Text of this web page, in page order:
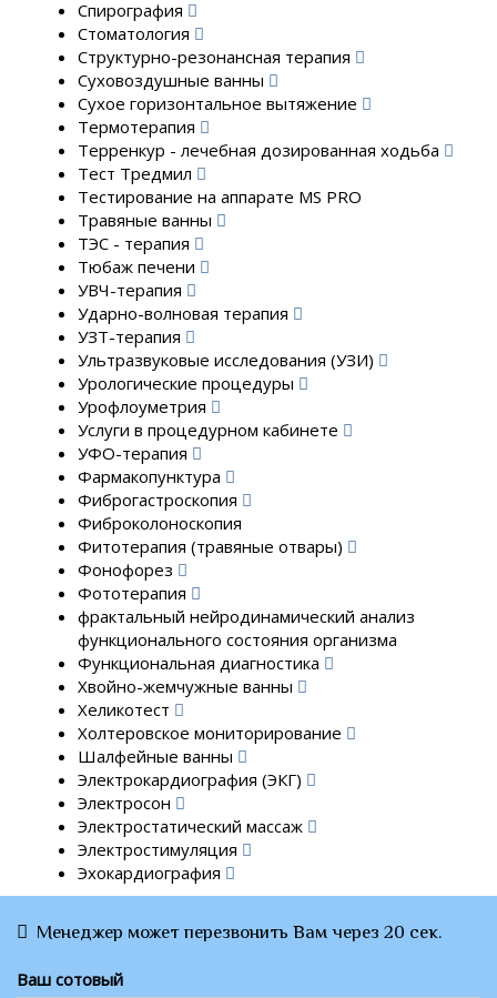
Спирография
Стоматология
Структурно-резонансная терапия
Суховоздушные ванны
Сухое горизонтальное вытяжение
Термотерапия
Терренкур - лечебная дозированная ходьба
Тест Тредмил
Тестирование на аппарате MS PRO
Травяные ванны
ТЭС - терапия
Тюбаж печени
УВЧ-терапия
Ударно-волновая терапия
УЗТ-терапия
Ультразвуковые исследования (УЗИ)
Урологические процедуры
Урофлоуметрия
Услуги в процедурном кабинете
УФО-терапия
Фармакопунктура
Фиброгастроскопия
Фиброколоноскопия
Фитотерапия (травяные отвары)
Фонофорез
Фототерапия
фрактальный нейродинамический анализ
функционального состояния организма
Функциональная диагностика
Хвойно-жемчужные ванны
Хеликотест
Холтеровское мониторирование
Шалфейные ванны
Электрокардиография (ЭКГ)
Электросон
Электростатический массаж
Электростимуляция
Эхокардиография
Менеджер может перезвонить Вам через 20 сек.
Ваш сотовый